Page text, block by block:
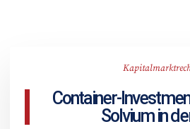
Container-
Solvium in